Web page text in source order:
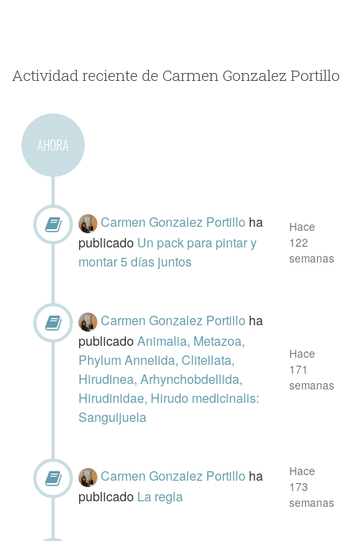
Actividad reciente de Carmen Gonzalez Portillo
AHORA
Carmen Gonzalez Portillo ha
publicado Un pack para pintar y
montar 5 días juntos
Hace
122
semanas
Carmen Gonzalez Portillo ha
publicadoAnimalia, Metazoa,
Phylum Annelida, Clitellata,
Hirudinea, Arhynchobdellida,
Hirudinidae, Hirudo medicinalis:
Sanguijuela
Hace
171
semanas
Carmen Gonzalez Portillo ha
publicado La regla
Hace
173
semanas